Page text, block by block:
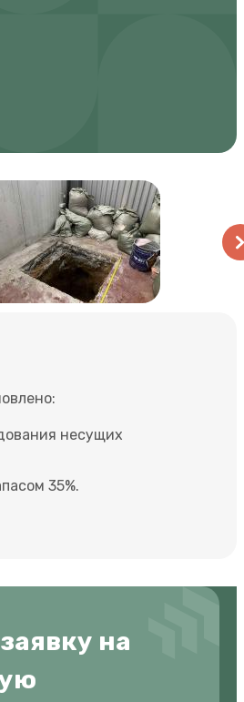
несущих
35%.
на